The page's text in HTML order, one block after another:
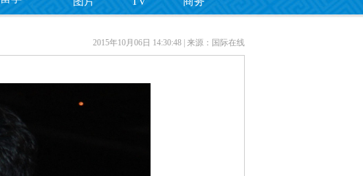
2015年10月06日 14:30:48 | 来源：国际在线